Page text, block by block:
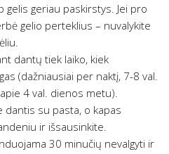
gelis geriau paskirstys. Jei pro
gelio perteklius – nuvalykite
dantų tiek laiko, kiek
(dažniausiai per naktį, 7-8 val.
4 val. dienos metu).
dantis su pasta, o kapas
ir išsausinkite.
30 minučių nevalgyti ir